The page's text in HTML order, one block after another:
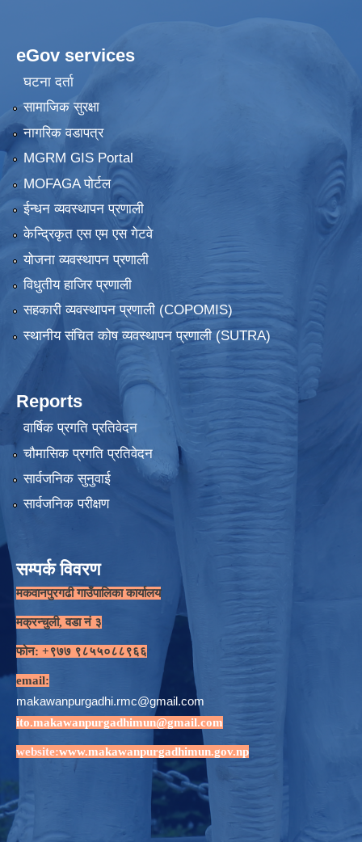
eGov services
घटना दर्ता
सामाजिक सुरक्षा
नागरिक वडापत्र
MGRM GIS Portal
MOFAGA पोर्टल
ईन्धन व्यवस्थापन प्रणाली
केन्द्रिकृत एस एम एस गेटवे
योजना व्यवस्थापन प्रणाली
विधुतीय हाजिर प्रणाली
सहकारी व्यवस्थापन प्रणाली (COPOMIS)
स्थानीय संचित कोष व्यवस्थापन प्रणाली (SUTRA)
Reports
वार्षिक प्रगति प्रतिवेदन
चौमासिक प्रगति प्रतिवेदन
सार्वजनिक सुनुवाई
सार्वजनिक परीक्षण
सम्पर्क विवरण
मकवानपुरगढी गाउँपालिका कार्यालय
मक्रन्चुली, वडा नं ३
फोन: +९७७ ९८५५०८८९६६
email:
makawanpurgadhi.rmc@gmail.com
ito.makawanpurgadhimun@gmail.com
website:www.makawanpurgadhimun.gov.np